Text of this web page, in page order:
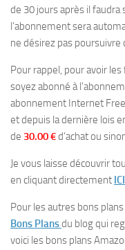
de 30 jours après il
l’abonnement sera
ne désirez pas poursuivre
Pour rappel, pour avoir
soyez abonné à
abonnement Internet
et depuis la dernière lois
de 30.00 €d’achat ou
Je vous laisse découvrir
en cliquant directement ICI
Pour les autres bons
Bons Plansdu blog qui
voici les bons plans